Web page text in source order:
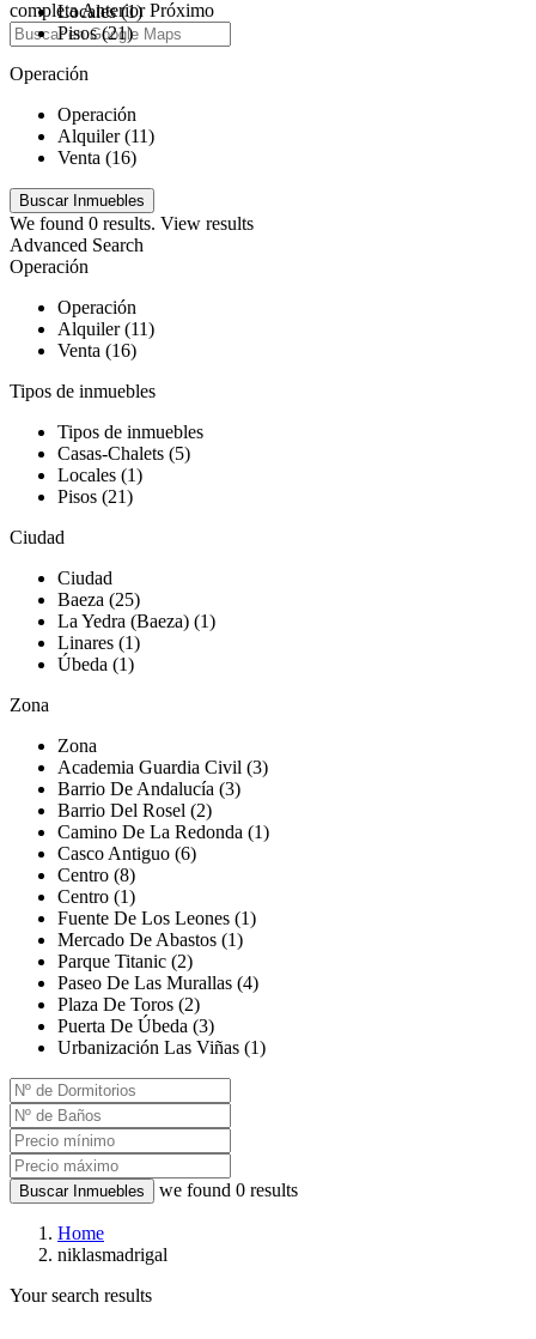
completaAnterior Próximo
Locales (1)
Pisos (21)
Operación
Operación
Alquiler (11)
Venta (16)
We found 0 results. View results
Advanced Search
Operación
Operación
Alquiler (11)
Venta (16)
Tipos de inmuebles
Tipos de inmuebles
Casas-Chalets (5)
Locales (1)
Pisos (21)
Ciudad
Ciudad
Baeza (25)
La Yedra (Baeza) (1)
Linares (1)
Úbeda (1)
Zona
Zona
Academia Guardia Civil (3)
Barrio De Andalucía (3)
Barrio Del Rosel (2)
Camino De La Redonda (1)
Casco Antiguo (6)
Centro (8)
Centro (1)
Fuente De Los Leones (1)
Mercado De Abastos (1)
Parque Titanic (2)
Paseo De Las Murallas (4)
Plaza De Toros (2)
Puerta De Úbeda (3)
Urbanización Las Viñas (1)
Buscar Inmuebles we found 0 results
Home
niklasmadrigal
Your search results